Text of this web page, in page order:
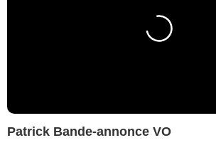
Patrick Bande-annonce VO